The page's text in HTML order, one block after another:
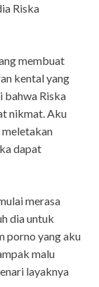
Riska
membuat
kental yang
bahwa Riska
nikmat. Aku
meletakan
dapat
merasa
dia untuk
porno yang aku
malu
layaknya